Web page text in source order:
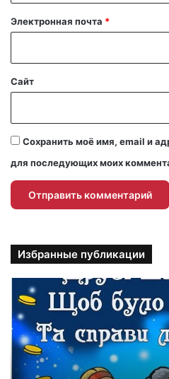
й
Электронная почта *
Сайт
Сохранить моё имя, email и
для последующих моих
Избранные публикации
и
к
о